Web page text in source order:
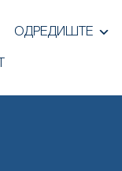
ОДРЕДИШТЕ